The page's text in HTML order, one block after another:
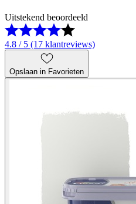
Uitstekend beoordeeld
4.8 / 5 (17 klantreviews)
Opslaan in Favorieten